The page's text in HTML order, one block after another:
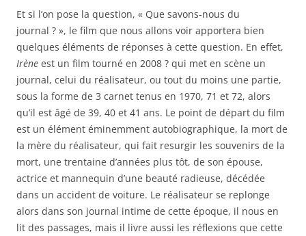
Et si l’on pose la question, « Que savons-nous du
journal ? », le film que nous allons voir apportera bien
quelques éléments de réponses à cette question. En effet,
Irène est un film tourné en 2008 ? qui met en scène un
journal, celui du réalisateur, ou tout du moins une partie,
sous la forme de 3 carnet tenus en 1970, 71 et 72, alors
qu’il est âgé de 39, 40 et 41 ans. Le point de départ du film
est un élément éminemment autobiographique, la mort de
la mère du réalisateur, qui fait resurgir les souvenirs de la
mort, une trentaine d’années plus tôt, de son épouse,
actrice et mannequin d’une beauté radieuse, décédée
dans un accident de voiture. Le réalisateur se replonge
alors dans son journal intime de cette époque, il nous en
lit des passages, mais il livre aussi les réflexions que cette